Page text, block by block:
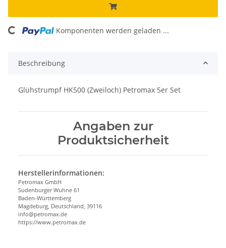
Komponenten werden geladen ...
Beschreibung
Glühstrumpf HK500 (Zweiloch) Petromax 5er Set
Angaben zur
Produktsicherheit
Herstellerinformationen:
Petromax GmbH
Sudenburger Wuhne 61
Baden-Württemberg
Magdeburg, Deutschland, 39116
info@petromax.de
https://www.petromax.de